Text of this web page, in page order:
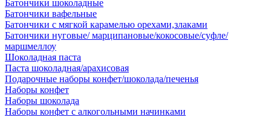
Батончики шоколадные
Батончики вафельные
Батончики с мягкой карамелью орехами,злаками
Батончики нуговые/ марципановые/кокосовые/суфле/
маршмеллоу
Шоколадная паста
Паста шоколадная/арахисовая
Подарочные наборы конфет/шоколада/печенья
Наборы конфет
Наборы шоколада
Наборы конфет с алкогольными начинками